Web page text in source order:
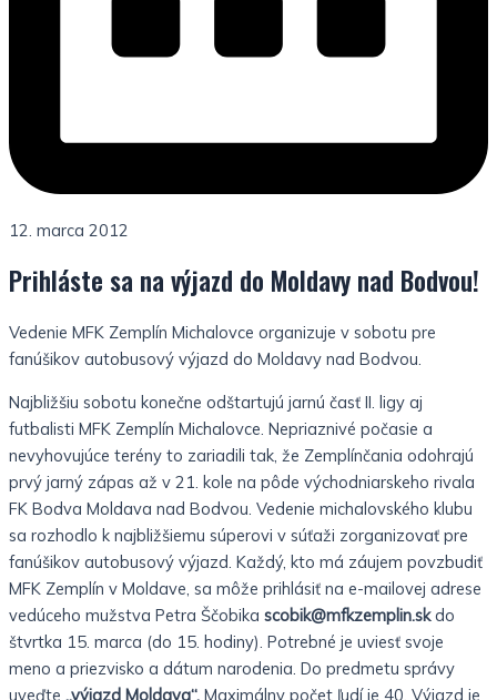
12. marca 2012
Prihláste sa na výjazd do Moldavy nad Bodvou!
Vedenie MFK Zemplín Michalovce organizuje v sobotu pre
fanúšikov autobusový výjazd do Moldavy nad Bodvou.
Najbližšiu sobotu konečne odštartujú jarnú časť II. ligy aj
futbalisti MFK Zemplín Michalovce. Nepriaznivé počasie a
nevyhovujúce terény to zariadili tak, že Zemplínčania odohrajú
prvý jarný zápas až v 21. kole na pôde východniarskeho rivala
FK Bodva Moldava nad Bodvou. Vedenie michalovského klubu
sa rozhodlo k najbližšiemu súperovi v súťaži zorganizovať pre
fanúšikov autobusový výjazd. Každý, kto má záujem povzbudiť
MFK Zemplín v Moldave, sa môže prihlásiť na e-mailovej adrese
vedúceho mužstva Petra Ščobika scobik@mfkzemplin.skdo
štvrtka 15. marca (do 15. hodiny). Potrebné je uviesť svoje
meno a priezvisko a dátum narodenia. Do predmetu správy
uveďte „výjazd Moldava“. Maximálny počet ľudí je 40. Výjazd je